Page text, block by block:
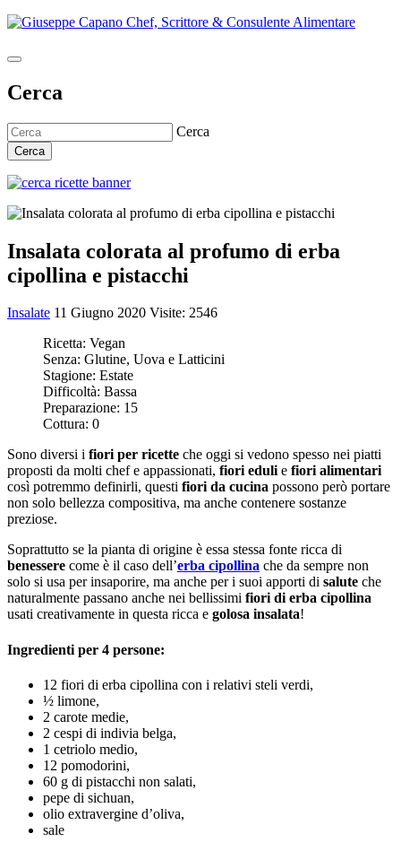
Cerca
Cerca
Cerca
Insalata colorata al profumo di erba
cipollina e pistacchi
Insalate 11 Giugno 2020 Visite: 2546
Ricetta: Vegan
Senza: Glutine, Uova e Latticini
Stagione: Estate
Difficoltà: Bassa
Preparazione: 15
Cottura: 0
Sono diversi i fiori per ricette che oggi si vedono spesso nei piatti
proposti da molti chef e appassionati, fiori edulie fiori alimentari
così potremmo definirli, questi fiori da cucina possono però portare
non solo bellezza compositiva, ma anche contenere sostanze
preziose.
Soprattutto se la pianta di origine è essa stessa fonte ricca di
benessere come è il caso dell’erba cipollina che da sempre non
solo si usa per insaporire, ma anche per i suoi apporti di salute che
naturalmente passano anche nei bellissimi fiori di erba cipollina
usati creativamente in questa ricca e golosa insalata!
Ingredienti per 4 persone:
12 fiori di erba cipollina con i relativi steli verdi,
½ limone,
2 carote medie,
2 cespi di indivia belga,
1 cetriolo medio,
12 pomodorini,
60 g di pistacchi non salati,
pepe di sichuan,
olio extravergine d’oliva,
sale